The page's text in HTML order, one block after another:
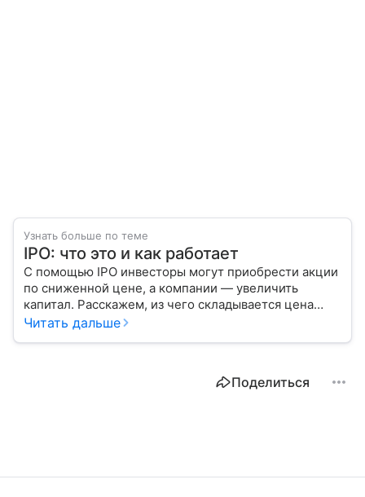
Узнать больше по теме
IPO: что это и как работает
С помощью IPO инвесторы могут приобрести акции
по сниженной цене, а компании — увеличить
капитал. Расскажем, из чего складывается цена
размещения ценных бумаг, какие есть плюсы
Читать дальше
Поделиться